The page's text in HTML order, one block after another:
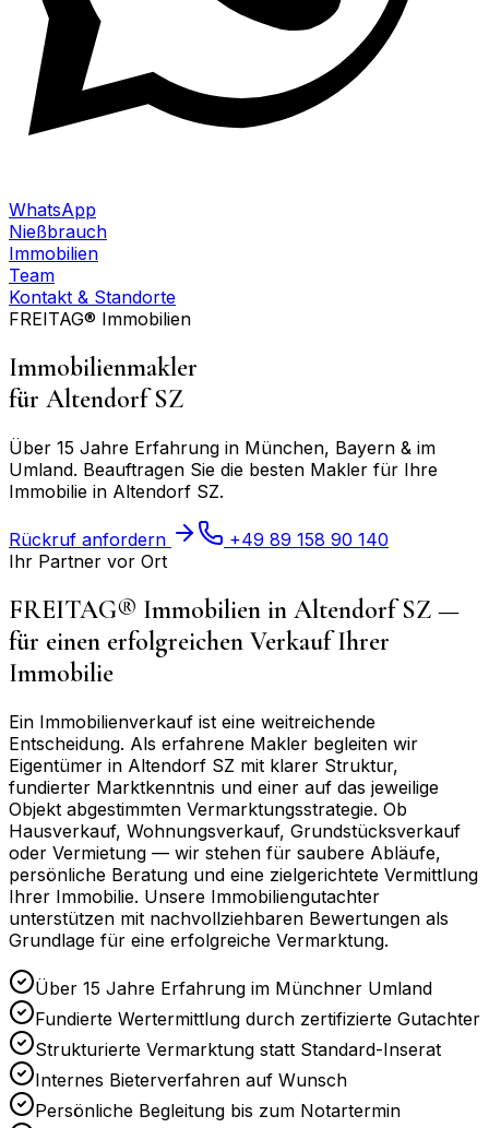
WhatsApp
Nießbrauch
Immobilien
Team
Kontakt & Standorte
FREITAG® Immobilien
Immobilienmakler
für Altendorf SZ
Über 15 Jahre Erfahrung in München, Bayern & im
Umland. Beauftragen Sie die besten Makler für Ihre
Immobilie in Altendorf SZ.
Rückruf anfordern
+49 89 158 90 140
Ihr Partner vor Ort
FREITAG® Immobilien in Altendorf SZ —
für einen erfolgreichen Verkauf Ihrer
Immobilie
Ein Immobilienverkauf ist eine weitreichende
Entscheidung. Als erfahrene Makler begleiten wir
Eigentümer in Altendorf SZ mit klarer Struktur,
fundierter Marktkenntnis und einer auf das jeweilige
Objekt abgestimmten Vermarktungsstrategie. Ob
Hausverkauf, Wohnungsverkauf, Grundstücksverkauf
oder Vermietung — wir stehen für saubere Abläufe,
persönliche Beratung und eine zielgerichtete Vermittlung
Ihrer Immobilie. Unsere Immobiliengutachter
unterstützen mit nachvollziehbaren Bewertungen als
Grundlage für eine erfolgreiche Vermarktung.
Über 15 Jahre Erfahrung im Münchner Umland
Fundierte Wertermittlung durch zertifizierte Gutachter
Strukturierte Vermarktung statt Standard-Inserat
Internes Bieterverfahren auf Wunsch
Persönliche Begleitung bis zum Notartermin